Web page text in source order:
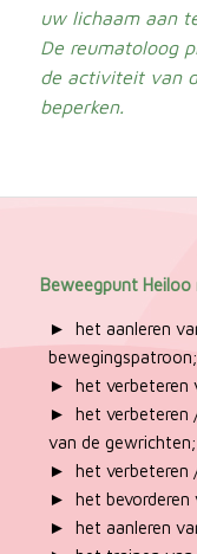
uw lichaam aan
De reumatoloog
de activiteit van
beperken.
Beweegpunt Heiloo
het aanleren
bewegingspatroon;
het verbeteren
het verbeteren
van de gewrichten;
het verbeteren
het bevorderen
het aanleren